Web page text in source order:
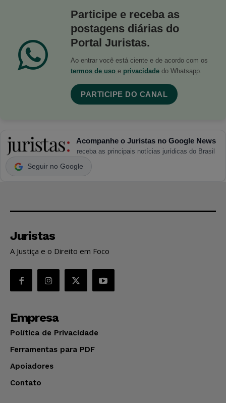
Participe e receba as
postagens diárias do
Portal Juristas.
Ao entrar você está ciente e de acordo com os
termos de uso e privacidade do Whatsapp.
PARTICIPE DO CANAL
Acompanhe o Juristas no Google News
receba as principais notícias jurídicas do Brasil
Seguir no Google
Juristas
A Justiça e o Direito em Foco
Empresa
Política de Privacidade
Ferramentas para PDF
Apoiadores
Contato